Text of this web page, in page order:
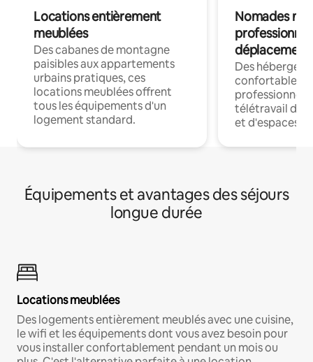
Locations entièrement
meublées
Des cabanes de montagne
paisibles aux appartements
urbains pratiques, ces
locations meublées offrent
tous les équipements d'un
logement standard.
Nomades
déplacement
Des
confortables
professionnels
télétravail
et d'espaces
Équipements et avantages des séjours
longue durée
Locations meublées
Des logements entièrement meublés avec une cuisine,
le wifi et les équipements dont vous avez besoin pour
vous installer confortablement pendant un mois ou